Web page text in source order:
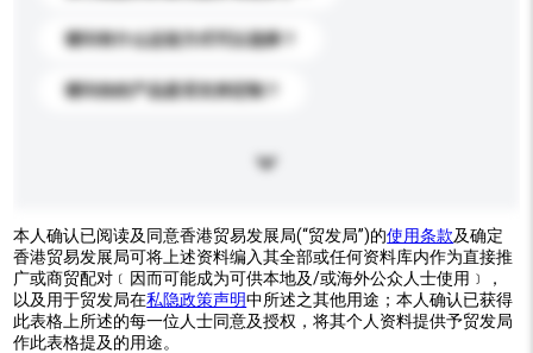
请问有什么运送方式可以选择？
请问你的产品是否支持定制？
本人确认已阅读及同意香港贸易发展局(“贸发局”)的使用条款及确定
香港贸易发展局可将上述资料编入其全部或任何资料库内作为直接推
广或商贸配对﹝因而可能成为可供本地及/或海外公众人士使用﹞，
以及用于贸发局在私隐政策声明中所述之其他用途；本人确认已获得
此表格上所述的每一位人士同意及授权，将其个人资料提供予贸发局
作此表格提及的用途。